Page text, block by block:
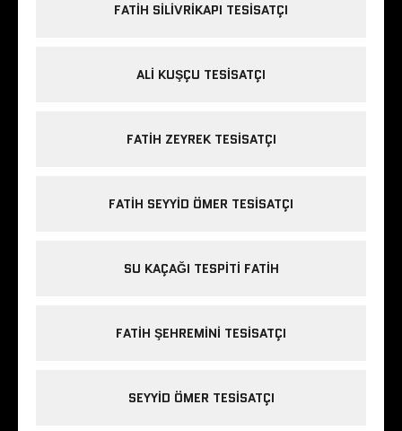
FATIH SILIVRIKAPI TESISATÇI
ALI KUŞÇU TESISATÇI
FATIH ZEYREK TESISATÇI
FATIH SEYYID ÖMER TESISATÇI
SU KAÇAĞI TESPITI FATIH
FATIH ŞEHREMINI TESISATÇI
SEYYID ÖMER TESISATÇI